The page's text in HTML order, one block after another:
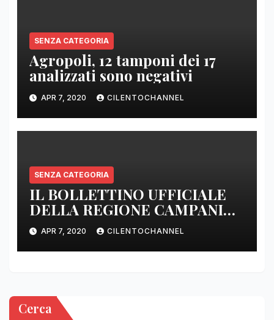
SENZA CATEGORIA
Agropoli, 12 tamponi dei 17
analizzati sono negativi
APR 7, 2020 CILENTOCHANNEL
SENZA CATEGORIA
IL BOLLETTINO UFFICIALE
DELLA REGIONE CAMPANIA
DELLE ORE 22.00
APR 7, 2020 CILENTOCHANNEL
Cerca